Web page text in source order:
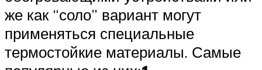
же как “соло” вариант могут
применяться специальные
термостойкие материалы. Самые